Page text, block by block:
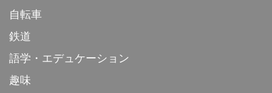
自転車
鉄道
語学・エデュケーション
趣味